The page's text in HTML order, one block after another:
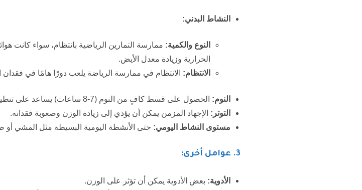
النشاط البدني:
النوع والكمية: ممارسة التمارين الرياضية بانتظام، سواء كانت
الحرارية وزيادة معدل الأيض.
الانتظام: الانتظام في ممارسة الرياضة يلعب دورًا هامًا في فقدان
النوم: الحصول على قسط كافٍ من النوم (7-8 ساعات) يساعد على تنظيم الهرمونات التي تؤثر على الشهية والتمثيل الغذائي.
التوتر: الإجهاد المزمن يمكن أن يؤدي إلى زيادة الوزن وصعوبة فقدانه.
مستوى النشاط اليومي: حتى الأنشطة اليومية البسيطة مثل المشي
3. عوامل أخرى:
الأدوية: بعض الأدوية يمكن أن تؤثر على الوزن.